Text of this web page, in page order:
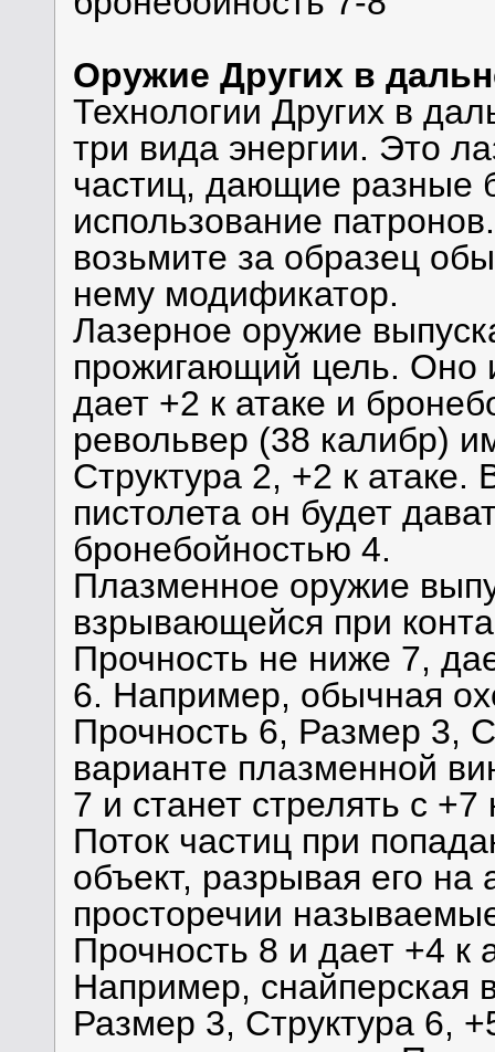
Оружие Других в
Технологии Других в
три вида энергии. Это
частиц, дающие разные
использование
возьмите за образец
нему модификатор.
Лазерное оружие
прожигающий цель. Оно
дает +2 к атаке и
револьвер (38 калибр)
Структура 2, +2 к атаке.
пистолета он будет
бронебойностью 4.
Плазменное оружие
взрывающейся при
Прочность не ниже 7,
6. Например, обычная
Прочность 6, Размер 3,
варианте плазменной
7 и станет стрелять с
Поток частиц при
объект, разрывая его
просторечии
Прочность 8 и дает +4 к
Например, снайперская
Размер 3, Структура 6,